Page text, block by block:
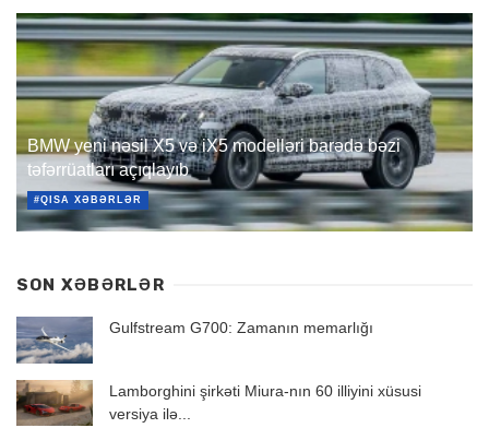
BMW yeni nəsil X5 və iX5 modelləri barədə bəzi
təfərrüatları açıqlayıb
#QISA XƏBƏRLƏR
SON XƏBƏRLƏR
Gulfstream G700: Zamanın memarlığı
Lamborghini şirkəti Miura-nın 60 illiyini xüsusi
versiya ilə...